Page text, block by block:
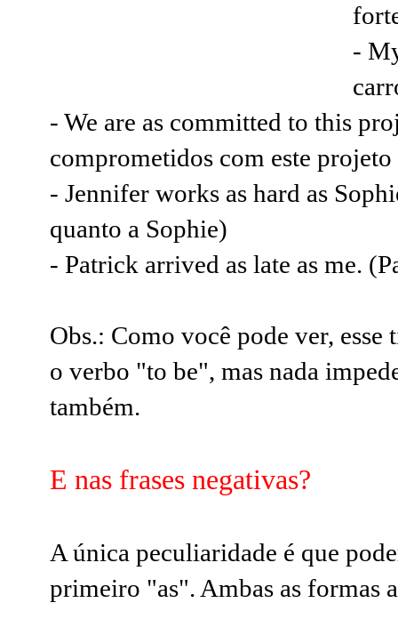
-
- We are as committed to this
comprometidos com este
- Jennifer works as hard as
quanto a Sophie)
- Patrick arrived as late as me.
Obs.: Como você pode ver, esse
o verbo "to be", mas nada
também.
E nas frases negativas?
A única peculiaridade é que
primeiro "as". Ambas as formas